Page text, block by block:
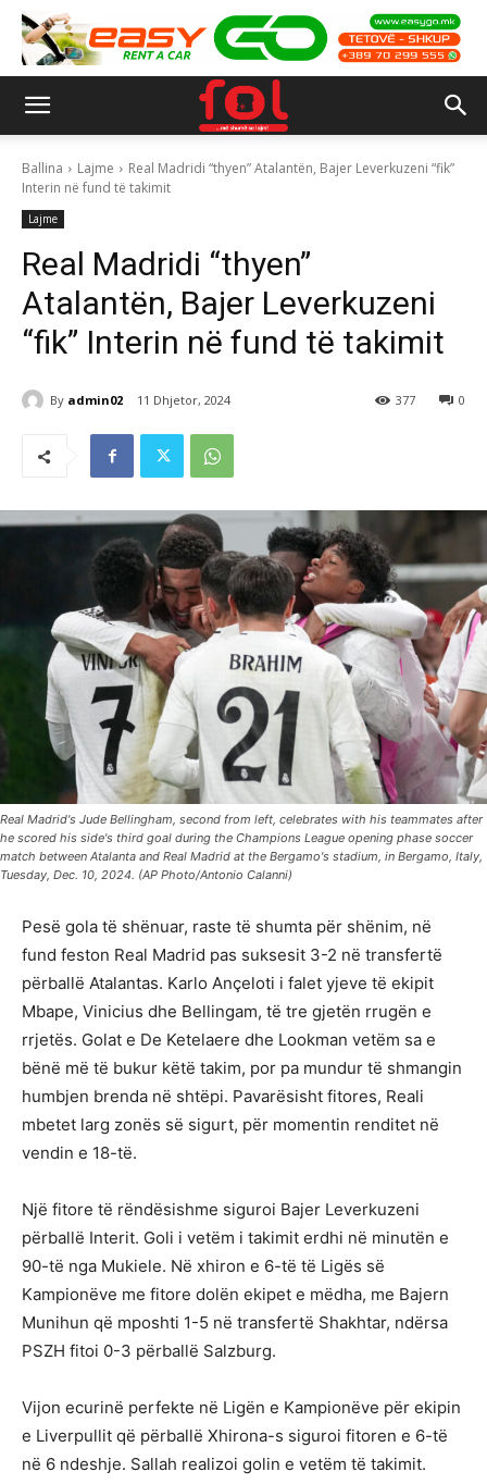
Ballina Lajme
Real Madridi “thyen” Atalantën, Bajer Leverkuzeni “fik”
Interin në fund të takimit
Lajme
Real Madridi “thyen”
Atalantën, Bajer Leverkuzeni
“fik” Interin në fund të takimit
By admin02 11 Dhjetor, 2024 0
377
Real Madrid's Jude Bellingham, second from left, celebrates with his teammates after
he scored his side's third goal during the Champions League opening phase soccer
match between Atalanta and Real Madrid at the Bergamo's stadium, in Bergamo, Italy,
Tuesday, Dec. 10, 2024. (AP Photo/Antonio Calanni)
Pesë gola të shënuar, raste të shumta për shënim, në
fund feston Real Madrid pas suksesit 3-2 në transfertë
përballë Atalantas. Karlo Ançeloti i falet yjeve të ekipit
Mbape, Vinicius dhe Bellingam, të tre gjetën rrugën e
rrjetës. Golat e De Ketelaere dhe Lookman vetëm sa e
bënë më të bukur këtë takim, por pa mundur të shmangin
humbjen brenda në shtëpi. Pavarësisht fitores, Reali
mbetet larg zonës së sigurt, për momentin renditet në
vendin e 18-të.
Një fitore të rëndësishme siguroi Bajer Leverkuzeni
përballë Interit. Goli i vetëm i takimit erdhi në minutën e
90-të nga Mukiele. Në xhiron e 6-të të Ligës së
Kampionëve me fitore dolën ekipet e mëdha, me Bajern
Munihun që mposhti 1-5 në transfertë Shakhtar, ndërsa
PSZH fitoi 0-3 përballë Salzburg.
Vijon ecurinë perfekte në Ligën e Kampionëve për ekipin
e Liverpullit që përballë Xhirona-s siguroi fitoren e 6-të
në 6 ndeshje. Sallah realizoi golin e vetëm të takimit.